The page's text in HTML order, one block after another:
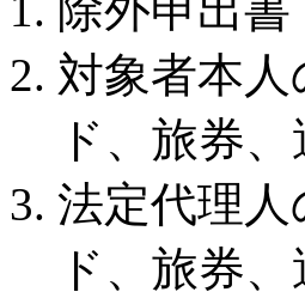
除外申出書
対象者本
ド、旅券
法定代理
ド、旅券